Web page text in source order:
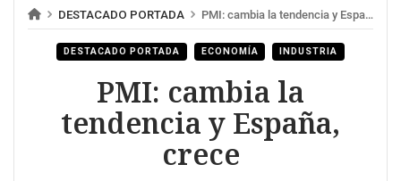
DESTACADO PORTADA PMI: cambia la tendencia y España, crece
DESTACADO PORTADA ECONOMÍA INDUSTRIA
PMI: cambia la
tendencia y España,
crece